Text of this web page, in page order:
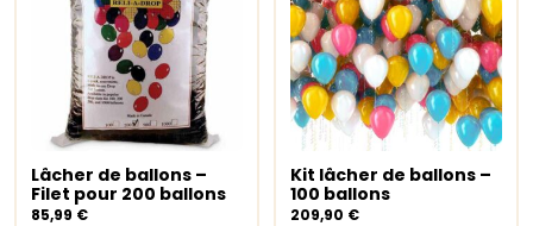
Ajouter au panier
Lâcher de ballons –
Filet pour 200 ballons
85,99 €
Select options
Kit lâcher de ballons –
100 ballons
209,90 €